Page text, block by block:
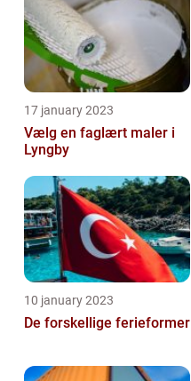
17 january 2023
Vælg en faglært maler i
Lyngby
10 january 2023
De forskellige ferieformer